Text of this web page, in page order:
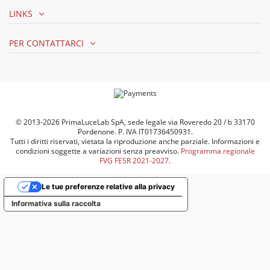
LINKS
PER CONTATTARCI
© 2013-2026 PrimaLuceLab SpA, sede legale via Roveredo 20 / b 33170
Pordenone. P. IVA IT01736450931.
Tutti i diritti riservati, vietata la riproduzione anche parziale. Informazioni e
condizioni soggette a variazioni senza preavviso. Programma regionale
FVG FESR 2021-2027.
Informativa sulla raccolta
Le tue preferenze relative alla privacy